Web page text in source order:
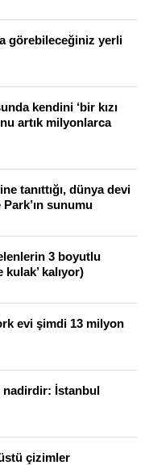
görebileceğiniz yerli
kendini ‘bir kızı
artık milyonlarca
tanıttığı, dünya devi
sunumu
3 boyutlu
kulak’ kalıyor)
evi şimdi 13 milyon
nadirdir: İstanbul
çizimler